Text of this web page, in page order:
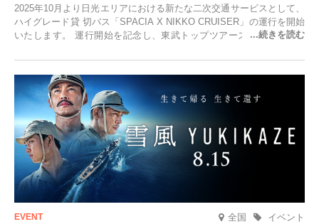
2025年10月より日光エリアにおける新たな二次交通サービスとして、
ハイグレード貸 切バス「SPACIA X NIKKO CRUISER」の運行を開始
いたします。 運行開始を記念し、東武トップツアーズ株式会社では
2025年9月12日(金)より発売いたします。
全国 イベント